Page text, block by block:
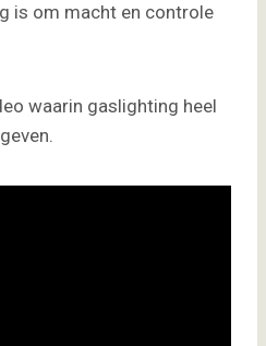
is om macht en controle
waarin gaslighting heel